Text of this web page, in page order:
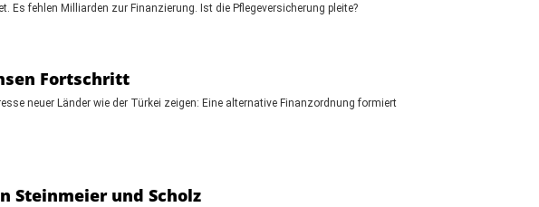
Es fehlen Milliarden zur Finanzierung. Ist die Pflegeversicherung pleite?
Fortschritt
neuer Länder wie der Türkei zeigen: Eine alternative Finanzordnung formiert
Steinmeier und Scholz